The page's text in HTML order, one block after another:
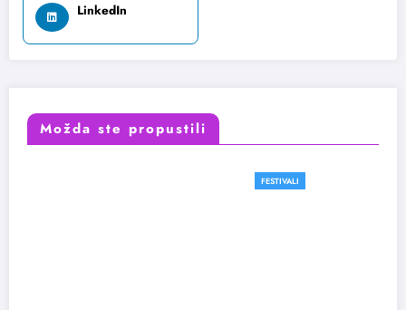
LinkedIn
Možda ste propustili